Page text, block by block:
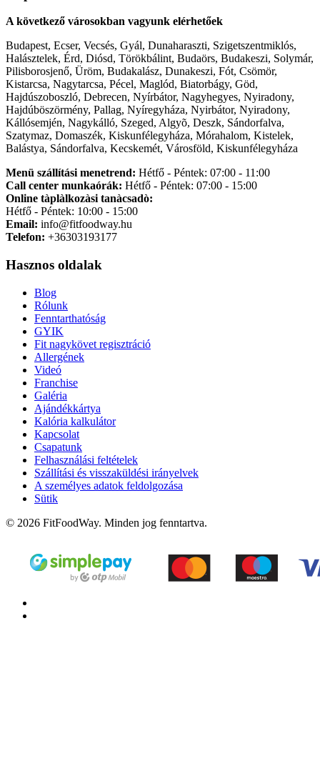
A következő városokban vagyunk elérhetőek
Budapest, Ecser, Vecsés, Gyál, Dunaharaszti, Szigetszentmiklós,
Halásztelek, Érd, Diósd, Törökbálint, Budaörs, Budakeszi, Solymár,
Pilisborosjenő, Üröm, Budakalász, Dunakeszi, Fót, Csömör,
Kistarcsa, Nagytarcsa, Pécel, Maglód, Biatorbágy, Göd,
Hajdúszoboszló, Debrecen, Nyírbátor, Nagyhegyes, Nyiradony,
Hajdúböszörmény, Pallag, Nyíregyháza, Nyirbátor, Nyiradony,
Kállósemjén, Nagykálló, Szeged, Algyõ, Deszk, Sándorfalva,
Szatymaz, Domaszék, Kiskunfélegyháza, Mórahalom, Kistelek,
Balástya, Sándorfalva, Kecskemét, Városföld, Kiskunfélegyháza
Menü szállítási menetrend: Hétfő - Péntek: 07:00 - 11:00
Call center munkaórák: Hétfő - Péntek: 07:00 - 15:00
Online tàplàlkozàsi tanàcsadò:
Hétfő - Péntek: 10:00 - 15:00
Email: info@fitfoodway.hu
Telefon: +36303193177
Hasznos oldalak
Blog
Rólunk
Fenntarthatóság
GYIK
Fit nagykövet regisztráció
Allergének
Videó
Franchise
Galéria
Ajándékkártya
Kalória kalkulátor
Kapcsolat
Csapatunk
Felhasználási feltételek
Szállítási és visszaküldési irányelvek
A személyes adatok feldolgozása
Sütik
© 2026 FitFoodWay. Minden jog fenntartva.